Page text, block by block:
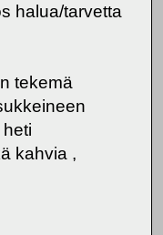
halua/tarvetta
tekemä
kahvia ,